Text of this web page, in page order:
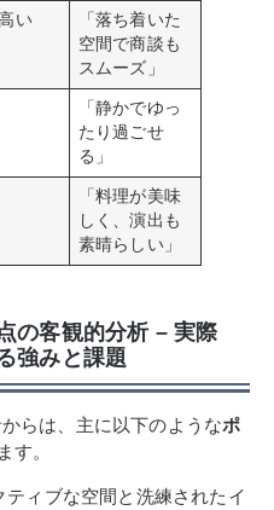
い
「落ち着いた
空間で商談も
スムーズ」
「静かでゆっ
たり過ごせ
る」
「料理が美味
しく、演出も
素晴らしい」
の客観的分析 – 実際
強みと課題
らは、主に以下のようなポ
す。
ティブな空間と洗練されたイ